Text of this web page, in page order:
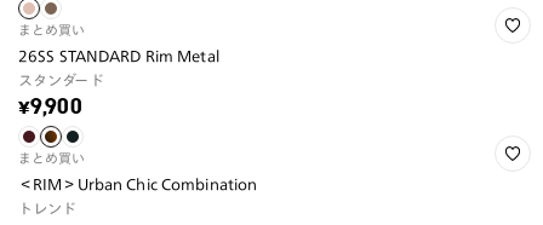
まとめ買い
26SS STANDARD Rim Metal
スタンダード
¥9,900
まとめ買い
＜RIM＞Urban Chic Combination
トレンド